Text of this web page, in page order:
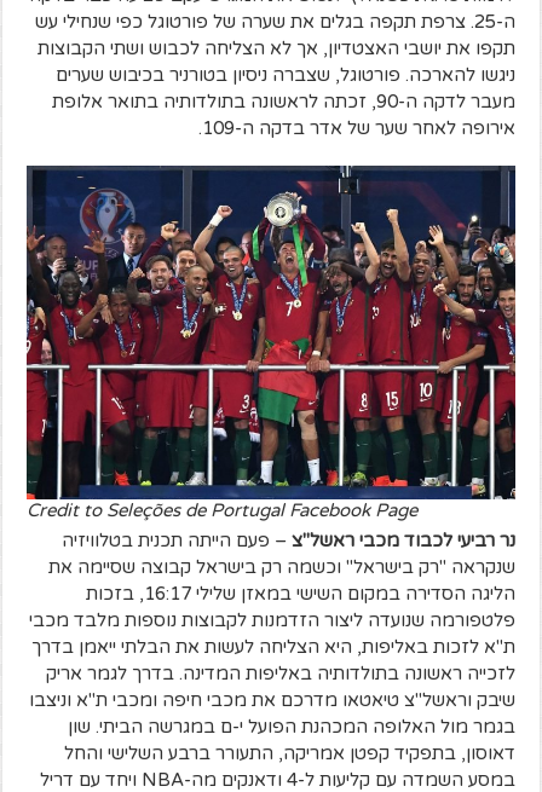
ה-25. צרפת תקפה בגלים את שערה של פורטוגל כפי שנחילי עש
תקפו את יושבי האצטדיון, אך לא הצליחה לכבוש ושתי הקבוצות
ניגשו להארכה. פורטוגל, שצברה ניסיון בטורניר בכיבוש שערים
מעבר לדקה ה-90, זכתה לראשונה בתולדותיה בתואר אלופת
אירופה לאחר שער של אדר בדקה ה-109.
Credit to Seleções de Portugal Facebook Page
נר רביעי לכבוד מכבי ראשל"צ – פעם הייתה תכנית בטלוויזיה
שנקראה "רק בישראל" וכשמה רק בישראל קבוצה שסיימה את
הליגה הסדירה במקום השישי במאזן שלילי 16:17, בזכות
פלטפורמה שנועדה ליצור הזדמנות לקבוצות נוספות מלבד מכבי
ת"א לזכות באליפות, היא הצליחה לעשות את הבלתי ייאמן בדרך
לזכייה ראשונה בתולדותיה באליפות המדינה. בדרך לגמר אריק
שיבק וראשל"צ טיאטאו מדרכם את מכבי חיפה ומכבי ת"א וניצבו
בגמר מול האלופה המכהנת הפועל י-ם במגרשה הביתי. שון
דאוסון, בתפקיד קפטן אמריקה, התעורר ברבע השלישי והחל
במסע השמדה עם קליעות ל-4 ודאנקים מה-NBA ויחד עם דריל